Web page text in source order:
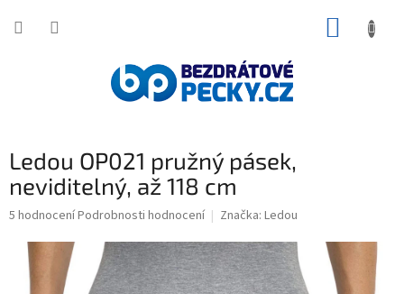
Ledou OP021 pružný pásek,
neviditelný, až 118 cm
Průměrné
produktu
5 hodnoceníPodrobnosti hodnocení Značka: Ledou